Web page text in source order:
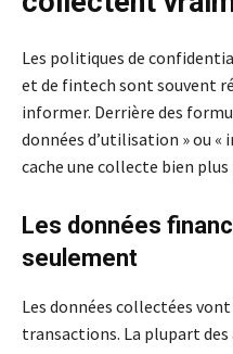
Les politiques de
et de fintech sont souvent
informer. Derrière des
données d’utilisation » ou
cache une collecte bien plus
Les données
seulement
Les données collectées
transactions. La plupart